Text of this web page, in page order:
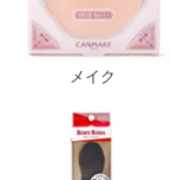
メイク